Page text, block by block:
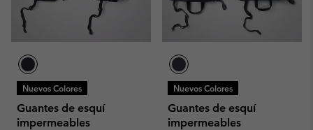
Nuevos Colores
Guantes de esquí
impermeables
Nuevos Colores
Guantes de esquí
impermeables